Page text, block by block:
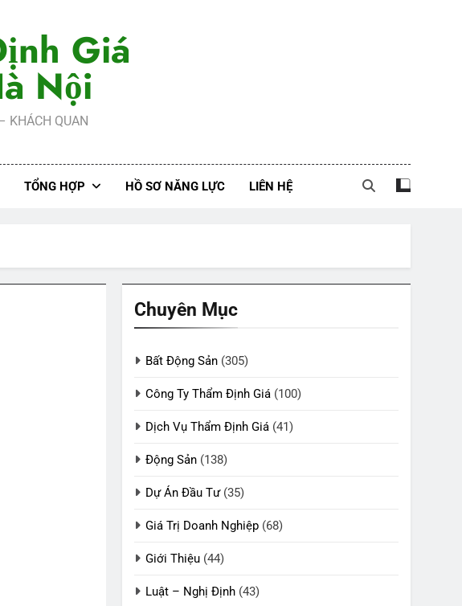
Giá
Nội
KHÁCH QUAN
TỔNG HỢP HỒ SƠ NĂNG LỰC LIÊN HỆ
Chuyên Mục
Bất Động Sản (305)
Công Ty Thẩm Định Giá (100)
Dịch Vụ Thẩm Định Giá (41)
Động Sản (138)
Dự Án Đầu Tư(35)
Giá Trị Doanh Nghiệp (68)
Giới Thiệu (44)
Luật – Nghị Định (43)